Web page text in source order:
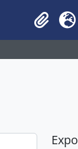
Clipboard
Idioma